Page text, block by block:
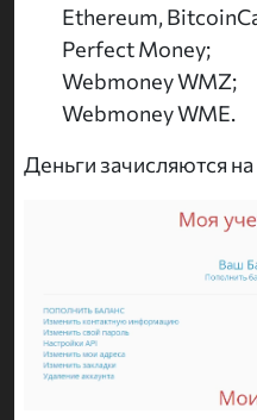
Ethereum,
Perfect Money;
Webmoney WMZ;
Webmoney WME.
Деньги зачисляются